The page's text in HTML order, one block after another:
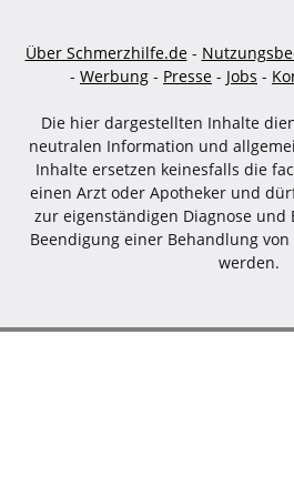
Über Schmerzhilfe.de-
- Werbung - Presse - Jobs -
Die hier dargestellten Inhalte
neutralen Information und
Inhalte ersetzen keinesfalls die
einen Arzt oder Apotheker und
zur eigenständigen Diagnose und
Beendigung einer Behandlung
werden.